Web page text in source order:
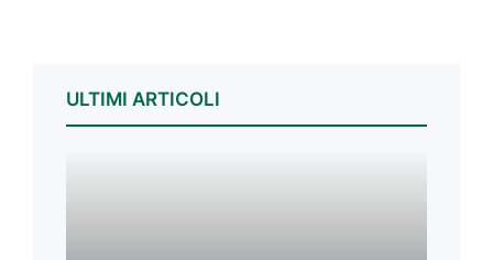
ULTIMI ARTICOLI